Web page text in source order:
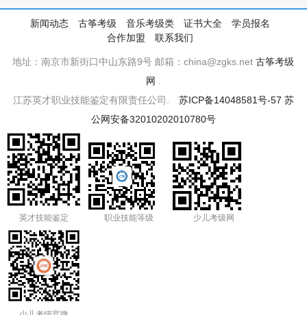
新闻动态 古筝考级 音乐考级类 证书大全
学员报名
合作加盟
联系我们
地址：南京市新街口中山东路9号 邮箱：china@zgks.net古筝考级
网
江苏英才职业技能鉴定有限责任公司. 苏ICP备14048581号-57 苏
公网安备32010202010780号
英才技能鉴定 职业技能等级 少儿考级网